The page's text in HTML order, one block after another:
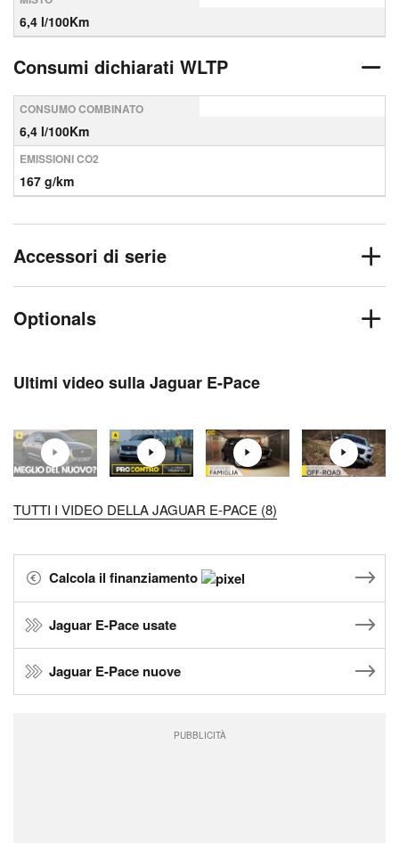
6,4 l/100Km
Consumi dichiarati WLTP
CONSUMO COMBINATO
6,4 l/100Km
EMISSIONI CO2
167 g/km
Accessori di serie
Optionals
Ultimi video sulla Jaguar E-Pace
TUTTI I VIDEO DELLA JAGUAR E-PACE (8)
Calcola il finanziamento
Jaguar E-Pace usate
Jaguar E-Pace nuove
PUBBLICITÀ